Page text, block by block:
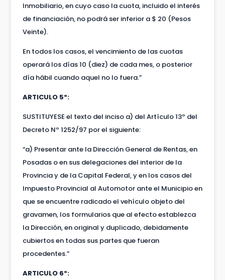
Inmobiliario, en cuyo caso la cuota, incluido el interés
de financiación, no podrá ser inferior a $ 20 (Pesos
Veinte).
En todos los casos, el vencimiento de las cuotas
operará los días 10 (diez) de cada mes, o posterior
día hábil cuando aquel no lo fuera.”
ARTICULO 5º:
SUSTITUYESE el texto del inciso a) del Artículo 13º del
Decreto Nº 1252/97 por el siguiente:
“a) Presentar ante la Dirección General de Rentas, en
Posadas o en sus delegaciones del interior de la
Provincia y de la Capital Federal, y en los casos del
Impuesto Provincial al Automotor ante el Municipio en
que se encuentre radicado el vehículo objeto del
gravamen, los formularios que al efecto establezca
la Dirección, en original y duplicado, debidamente
cubiertos en todas sus partes que fueran
procedentes.”
ARTICULO 6º: